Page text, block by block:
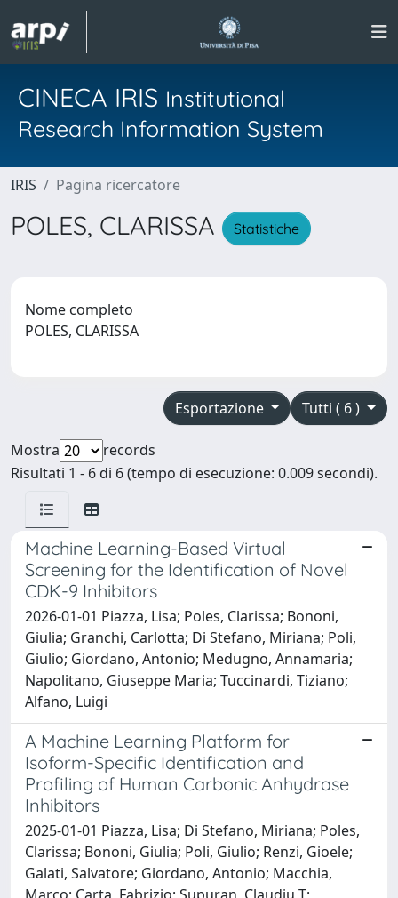
CINECA IRIS Institutional
Research Information System
IRIS Pagina ricercatore
POLES, CLARISSA Statistiche
Nome completo
POLES, CLARISSA
Tutti ( 6 )
Esportazione
Mostra
records
Risultati 1 - 6 di 6 (tempo di esecuzione: 0.009 secondi).
Machine Learning-Based Virtual
Screening for the Identification of Novel
CDK-9 Inhibitors
2026-01-01 Piazza, Lisa; Poles, Clarissa; Bononi,
Giulia; Granchi, Carlotta; Di Stefano, Miriana; Poli,
Giulio; Giordano, Antonio; Medugno, Annamaria;
Napolitano, Giuseppe Maria; Tuccinardi, Tiziano;
Alfano, Luigi
A Machine Learning Platform for
Isoform-Specific Identification and
Profiling of Human Carbonic Anhydrase
Inhibitors
2025-01-01 Piazza, Lisa; Di Stefano, Miriana; Poles,
Clarissa; Bononi, Giulia; Poli, Giulio; Renzi, Gioele;
Galati, Salvatore; Giordano, Antonio; Macchia,